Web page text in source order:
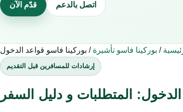
قدّم الآن اتصل بالدعم
/ بوركينا فاسو تأشيرة / بوركينا فاسو قواعد الدخول
إرشادات للمسافرين قبل التقديم
المتطلبات و دليل السفر